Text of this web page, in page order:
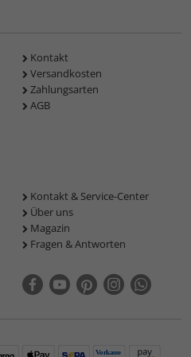
Kontakt
Versandkosten
Zahlungsarten
AGB
Kontakt & Service-Center
Über uns
Magazin
Fragen & Antworten